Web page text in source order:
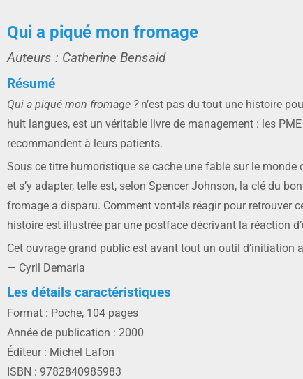
Qui a piqué mon fromage
Auteurs : Catherine Bensaid
Résumé
Qui a piqué mon fromage ?n’est pas du tout une histoire
huit langues, est un véritable livre de management : les
recommandent à leurs patients.
Sous ce titre humoristique se cache une fable sur le
et s’y adapter, telle est, selon Spencer Johnson, la clé du
fromage a disparu. Comment vont-ils réagir pour retrouver
histoire est illustrée par une postface décrivant la réaction
Cet ouvrage grand public est avant tout un outil d’initiation
— Cyril Demaria
Les détails caractéristiques
Format : Poche, 104 pages
Année de publication : 2000
Éditeur : Michel Lafon
ISBN : 9782840985983